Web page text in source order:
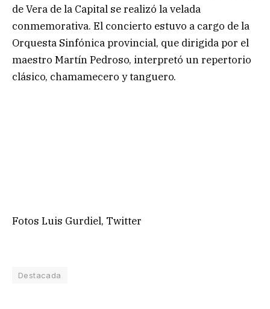
de Vera de la Capital se realizó la velada
conmemorativa. El concierto estuvo a cargo de la
Orquesta Sinfónica provincial, que dirigida por el
maestro Martín Pedroso, interpretó un repertorio
clásico, chamamecero y tanguero.
Fotos Luis Gurdiel, Twitter
Destacada